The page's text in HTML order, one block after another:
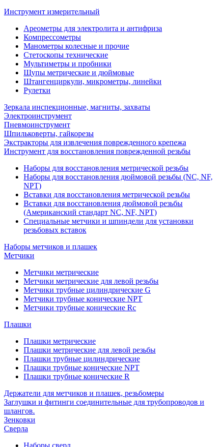
Инструмент измерительный
Ареометры для электролита и антифриза
Компрессометры
Манометры колесные и прочие
Стетоскопы технические
Мультиметры и пробники
Щупы метрические и дюймовые
Штангенциркули, микрометры, линейки
Рулетки
Зеркала инспекционные, магниты, захваты
Электроинструмент
Пневмоинструмент
Шпильковерты, гайкорезы
Экстракторы для извлечения поврежденного крепежа
Инструмент для восстановления поврежденной резьбы
Наборы для восстановления метрической резьбы
Наборы для восстановления дюймовой резьбы (NC, NF,
NPT)
Вставки для восстановления метрической резьбы
Вставки для восстановления дюймовой резьбы
(Американский стандарт NC, NF, NPT)
Специальные метчики и шпиндели для установки
резьбовых вставок
Наборы метчиков и плашек
Метчики
Метчики метрические
Метчики метрические для левой резьбы
Метчики трубные цилиндрические G
Метчики трубные конические NPT
Метчики трубные конические Rc
Плашки
Плашки метрические
Плашки метрические для левой резьбы
Плашки трубные цилиндрические
Плашки трубные конические NPT
Плашки трубные конические R
Держатели для метчиков и плашек, резьбомеры
Заглушки и фитинги соединительные для трубопроводов и
шлангов.
Зенковки
Сверла